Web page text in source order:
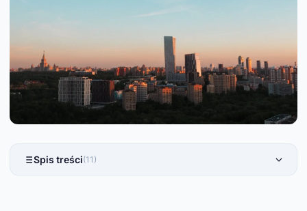
Spis treści(11)